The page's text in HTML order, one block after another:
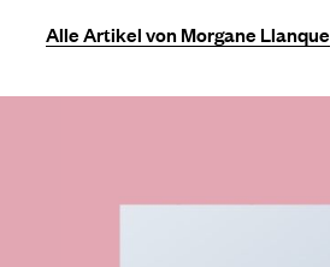
Alle Artikel von Morgane Llanque